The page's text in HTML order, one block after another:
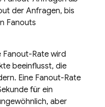
der Anfragen, bis
Fanouts
Fanout-Rate wird
beeinflusst, die
Eine Fanout-Rate
für ein
aber